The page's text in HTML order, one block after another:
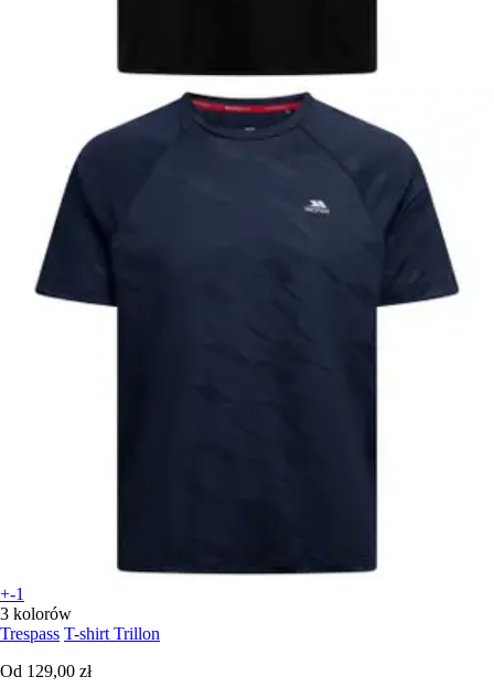
+-1
3 kolorów
Trespass T-shirt Trillon
Od 129,00 zł